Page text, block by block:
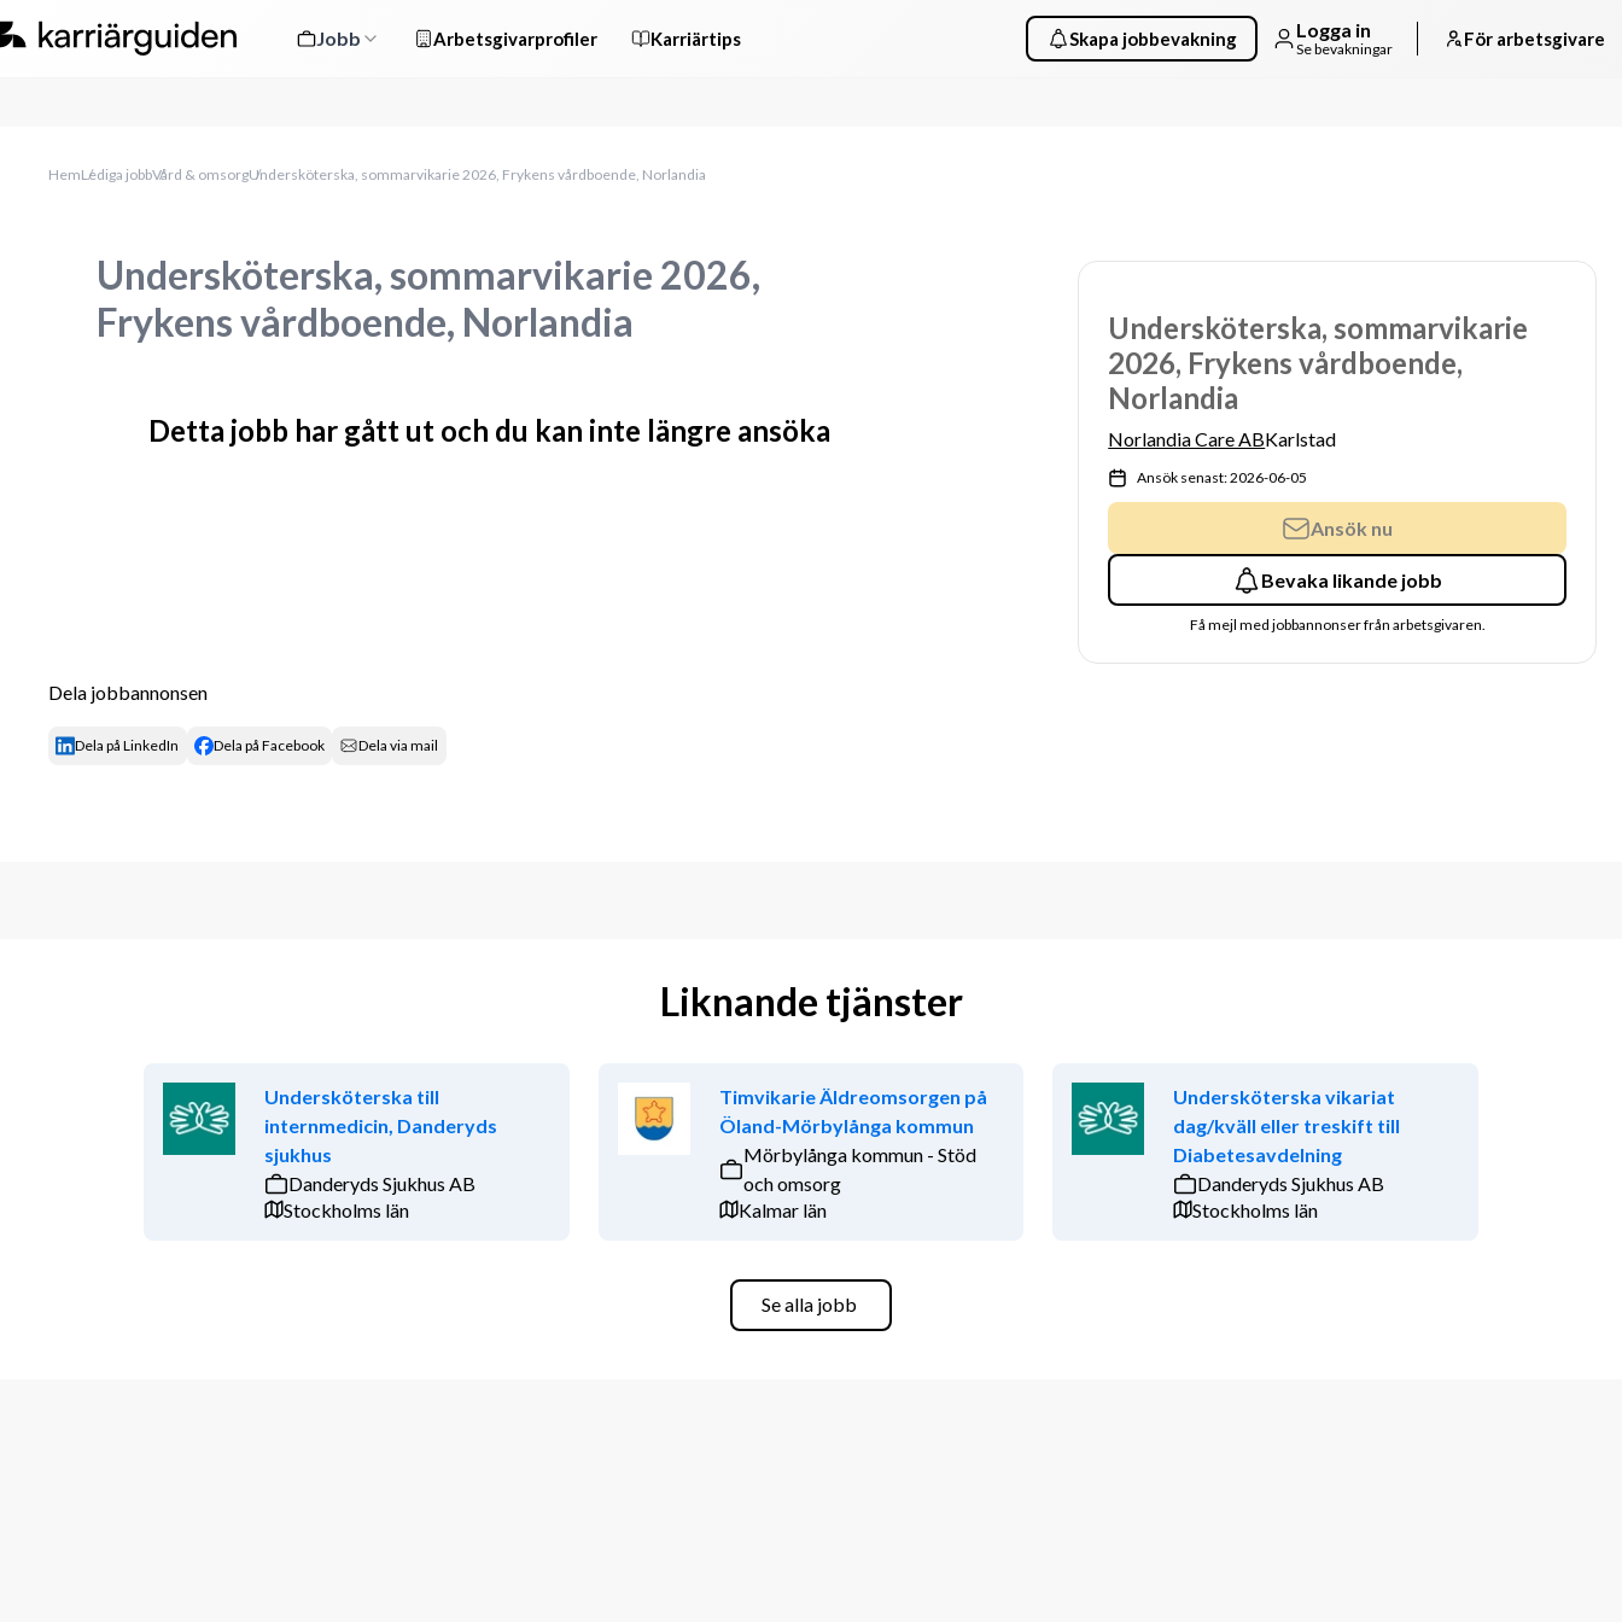
Jobb Arbetsgivarprofiler Karriärtips Skapa jobbevakning Logga in
Se bevakningar För arbetsgivare
HemLediga jobbVård & omsorgUndersköterska, sommarvikarie 2026, Frykens vårdboende, Norlandia
Undersköterska, sommarvikarie 2026,
Frykens vårdboende, Norlandia
Detta jobb har gått ut och du kan inte längre ansöka
Undersköterska, sommarvikarie
2026, Frykens vårdboende,
Norlandia
Norlandia Care ABKarlstad
Ansök senast: 2026-06-05
Ansök nu
Bevaka likande jobb
Få mejl med jobbannonser från arbetsgivaren.
Dela jobbannonsen
Dela på LinkedIn Dela på Facebook Dela via mail
Liknande tjänster
Undersköterska till
internmedicin, Danderyds
sjukhus
Danderyds Sjukhus AB
Stockholms län
Timvikarie Äldreomsorgen på
Öland-Mörbylånga kommun
Mörbylånga kommun - Stöd
och omsorg
Kalmar län
Undersköterska vikariat
dag/kväll eller treskift till
Diabetesavdelning
Danderyds Sjukhus AB
Stockholms län
Se alla jobb